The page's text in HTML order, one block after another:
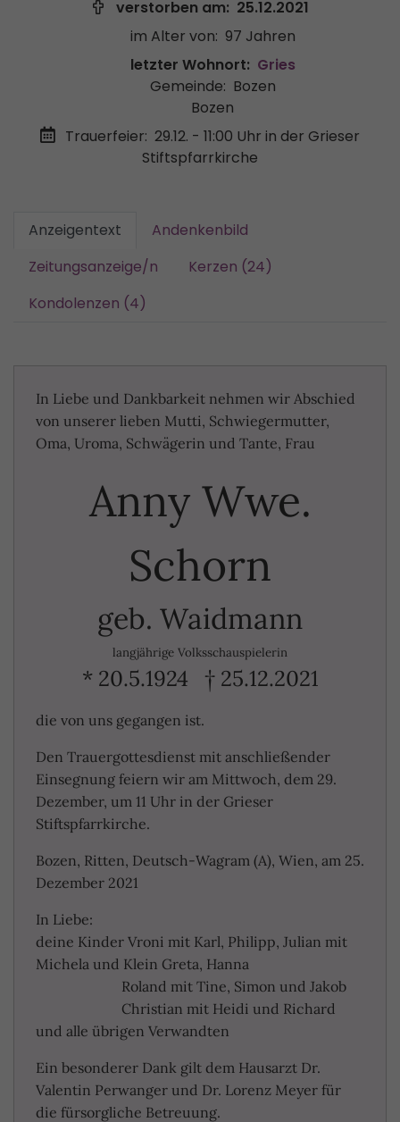
verstorben am: 25.12.2021
im Alter von: 97 Jahren
letzter Wohnort: Gries
Gemeinde: Bozen
Bozen
Trauerfeier: 29.12. - 11:00 Uhr in der Grieser
Stiftspfarrkirche
Anzeigentext
Andenkenbild
Zeitungsanzeige/n
Kerzen (24)
Kondolenzen (4)
In Liebe und Dankbarkeit nehmen wir Abschied
von unserer lieben Mutti, Schwiegermutter,
Oma, Uroma, Schwägerin und Tante, Frau
Anny Wwe.
Schorn
geb. Waidmann
langjährige Volksschauspielerin
* 20.5.1924 † 25.12.2021
die von uns gegangen ist.
Den Trauergottesdienst mit anschließender
Einsegnung feiern wir am Mittwoch, dem 29.
Dezember, um 11 Uhr in der Grieser
Stiftspfarrkirche.
Bozen, Ritten, Deutsch-Wagram (A), Wien, am 25.
Dezember 2021
In Liebe:
deine Kinder Vroni mit Karl, Philipp, Julian mit
Michela und Klein Greta, Hanna
Roland mit Tine, Simon und Jakob
Christian mit Heidi und Richard
und alle übrigen Verwandten
Ein besonderer Dank gilt dem Hausarzt Dr.
Valentin Perwanger und Dr. Lorenz Meyer für
die fürsorgliche Betreuung.